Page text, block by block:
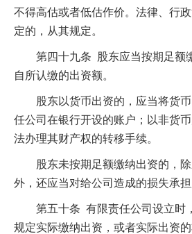
不得高估或者低估作价。法律、行
定的，从其规定。
第四十九条 股东应当按期足额
自所认缴的出资额。
股东以货币出资的，应当将货币
任公司在银行开设的账户；以非货
法办理其财产权的转移手续。
股东未按期足额缴纳出资的，除
外，还应当对给公司造成的损失承担
第五十条 有限责任公司设立时
规定实际缴纳出资，或者实际出资